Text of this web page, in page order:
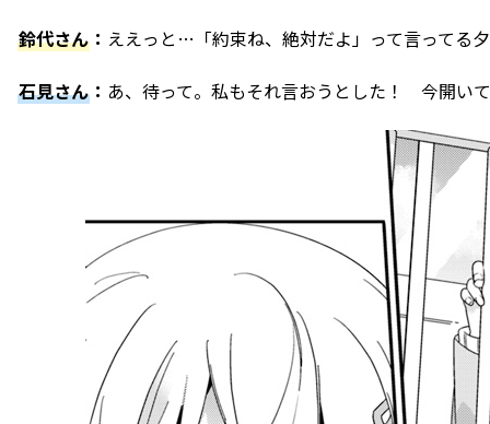
鈴代さん ： ええっと…「約束ね、絶対だよ」って言ってる
石見さん ： あ、待って。私もそれ言おうとした！ 今開い